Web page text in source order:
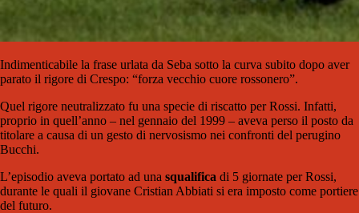
Indimenticabile la frase urlata da Seba sotto la curva subito dopo aver
parato il rigore di Crespo: “forza vecchio cuore rossonero”.
Quel rigore neutralizzato fu una specie di riscatto per Rossi. Infatti,
proprio in quell’anno – nel gennaio del 1999 – aveva perso il posto da
titolare a causa di un gesto di nervosismo nei confronti del perugino
Bucchi.
L’episodio aveva portato ad una squalifica di 5 giornate per Rossi,
durante le quali il giovane Cristian Abbiati si era imposto come portiere
del futuro.